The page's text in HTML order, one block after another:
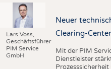
Lars Voss,
Geschäftsführer
PIM Service
GmbH
Neuer
Clearing-Center
Mit der PIM
Dienstleister